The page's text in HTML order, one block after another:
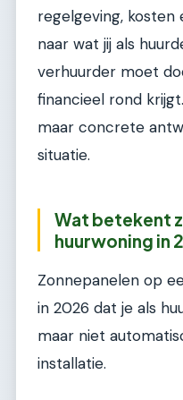
regelgeving, kosten
naar wat jij als
verhuurder moet
financieel rond
maar concrete
situatie.
Wat betekent
huurwoning in
Zonnepanelen op
in 2026 dat je als
maar niet
installatie.